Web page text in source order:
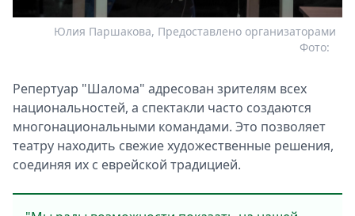
Юлия Паршакова, Предоставлено организаторами
Фото:
Репертуар "Шалома" адресован зрителям всех
национальностей, а спектакли часто создаются
многонациональными командами. Это позволяет
театру находить свежие художественные решения,
соединяя их с еврейской традицией.